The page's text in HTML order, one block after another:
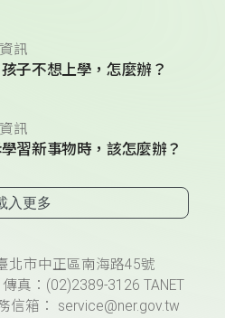
訊
子不想上學，怎麼辦？
訊
習新事物時，該怎麼辦？
入更多
北市中正區南海路45號
真：(02)2389-3126 TANET
信箱： service@ner.gov.tw